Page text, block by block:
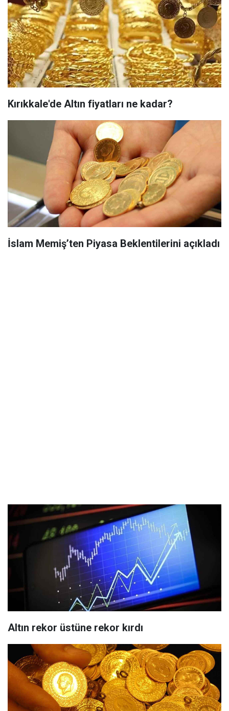
Kırıkkale'de Altın fiyatları ne kadar?
İslam Memiş’ten Piyasa Beklentilerini açıkladı
Altın rekor üstüne rekor kırdı